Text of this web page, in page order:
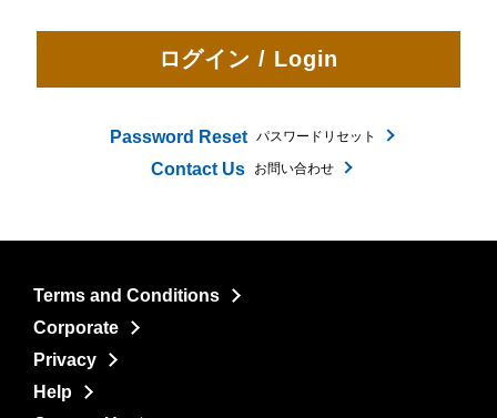
Password Reset パスワードリセット
Contact Us お問い合わせ
Terms and Conditions
Corporate
Privacy
Help